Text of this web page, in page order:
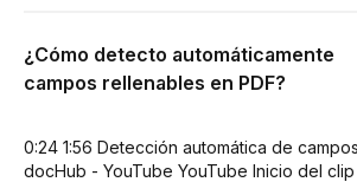
¿Cómo detecto automáticamente
campos rellenables en PDF?
0:24 1:56 Detección automática de
docHub - YouTube YouTube Inicio del